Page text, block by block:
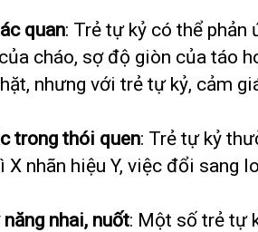
quan: Trẻ tự kỷ có thể phản
cháo, sợ độ giòn của táo
nhưng với trẻ tự kỷ, cảm
trong thói quen: Trẻ tự kỷ
X nhãn hiệu Y, việc đổi sang
nhai, nuốt: Một số trẻ tự